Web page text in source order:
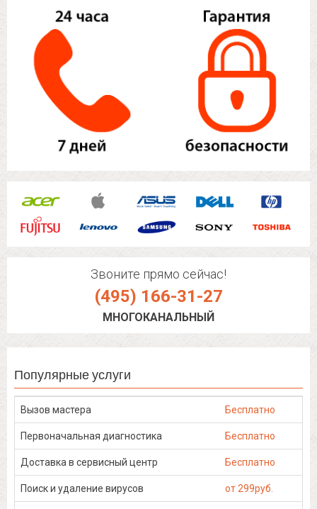
Звоните прямо сейчас!
(495) 166-31-27
МНОГОКАНАЛЬНЫЙ
Популярные услуги
Вызов мастера Бесплатно
Первоначальная диагностика Бесплатно
Доставка в сервисный центр Бесплатно
Поиск и удаление вирусов от 299руб.